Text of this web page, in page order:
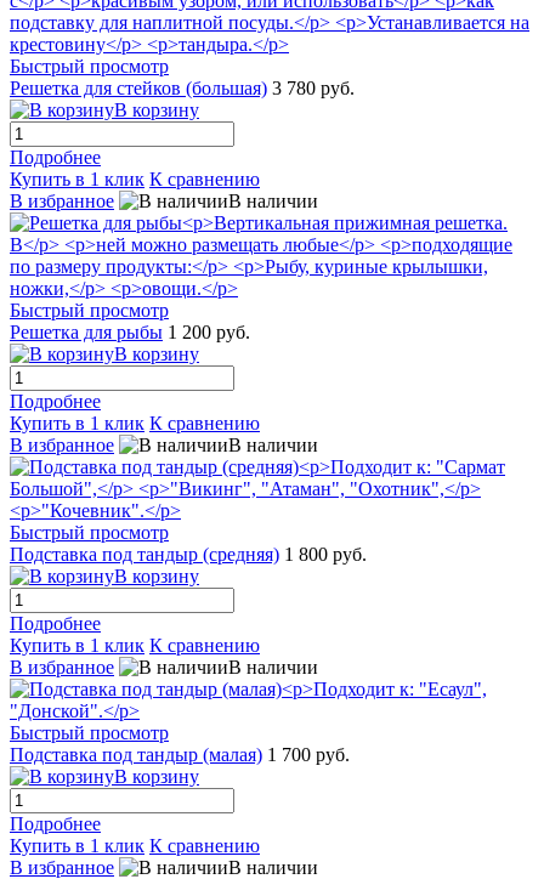
Быстрый просмотр
Решетка для стейков (большая) 3 780 руб.
В корзину
Подробнее
Купить в 1 клик К сравнению
В избранное
В наличии
Быстрый просмотр
Решетка для рыбы 1 200 руб.
В корзину
Подробнее
Купить в 1 клик К сравнению
В избранное
В наличии
Быстрый просмотр
Подставка под тандыр (средняя) 1 800 руб.
В корзину
Подробнее
Купить в 1 клик К сравнению
В избранное
В наличии
Быстрый просмотр
Подставка под тандыр (малая) 1 700 руб.
В корзину
Подробнее
Купить в 1 клик К сравнению
В избранное
В наличии